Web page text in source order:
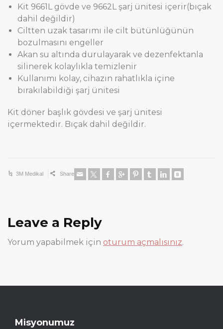
Kit 9661L gövde ve 9662L şarj ünitesi içerir(bıçak
dahil değildir)
Ciltten uzak tasarımı ile cilt bütünlüğünün
bozulmasını engeller
Akan su altında durulayarak ve dezenfektanla
silinerek kolaylıkla temizlenir
Kullanımı kolay, cihazın rahatlıkla içine
bırakılabildiği şarj ünitesi
Kit döner başlık gövdesi ve şarj ünitesi
içermektedir. Bıçak dahil değildir.
3M Medikal Share
Leave a Reply
Yorum yapabilmek için oturum açmalısınız.
Misyonumuz